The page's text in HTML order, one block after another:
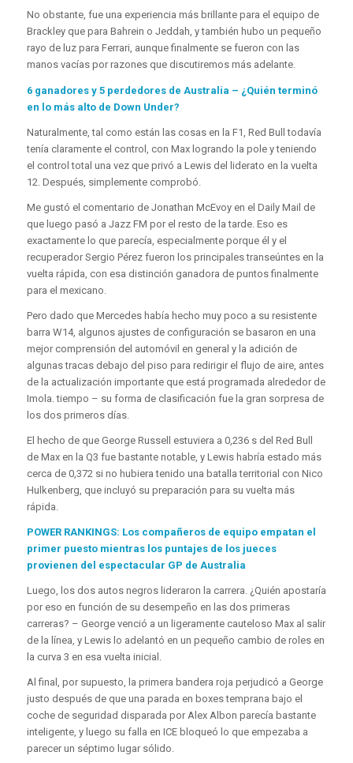
No obstante, fue una experiencia más brillante para el equipo de
Brackley que para Bahrein o Jeddah, y también hubo un pequeño
rayo de luz para Ferrari, aunque finalmente se fueron con las
manos vacías por razones que discutiremos más adelante.
6 ganadores y 5 perdedores de Australia – ¿Quién terminó
en lo más alto de Down Under?
Naturalmente, tal como están las cosas en la F1, Red Bull todavía
tenía claramente el control, con Max logrando la pole y teniendo
el control total una vez que privó a Lewis del liderato en la vuelta
12. Después, simplemente comprobó.
Me gustó el comentario de Jonathan McEvoy en el Daily Mail de
que luego pasó a Jazz FM por el resto de la tarde. Eso es
exactamente lo que parecía, especialmente porque él y el
recuperador Sergio Pérez fueron los principales transeúntes en la
vuelta rápida, con esa distinción ganadora de puntos finalmente
para el mexicano.
Pero dado que Mercedes había hecho muy poco a su resistente
barra W14, algunos ajustes de configuración se basaron en una
mejor comprensión del automóvil en general y la adición de
algunas tracas debajo del piso para redirigir el flujo de aire, antes
de la actualización importante que está programada alrededor de
Imola. tiempo – su forma de clasificación fue la gran sorpresa de
los dos primeros días.
El hecho de que George Russell estuviera a 0,236 s del Red Bull
de Max en la Q3 fue bastante notable, y Lewis habría estado más
cerca de 0,372 si no hubiera tenido una batalla territorial con Nico
Hulkenberg, que incluyó su preparación para su vuelta más
rápida.
POWER RANKINGS: Los compañeros de equipo empatan el
primer puesto mientras los puntajes de los jueces
provienen del espectacular GP de Australia
Luego, los dos autos negros lideraron la carrera. ¿Quién apostaría
por eso en función de su desempeño en las dos primeras
carreras? – George venció a un ligeramente cauteloso Max al salir
de la línea, y Lewis lo adelantó en un pequeño cambio de roles en
la curva 3 en esa vuelta inicial.
Al final, por supuesto, la primera bandera roja perjudicó a George
justo después de que una parada en boxes temprana bajo el
coche de seguridad disparada por Alex Albon parecía bastante
inteligente, y luego su falla en ICE bloqueó lo que empezaba a
parecer un séptimo lugar sólido.